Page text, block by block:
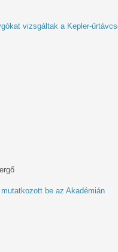
vizsgáltak a Kepler-
be az Akadémián